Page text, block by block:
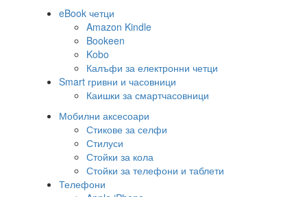
eBook четци
Amazon Kindle
Bookeen
Kobo
Калъфи за електронни четци
Smart гривни и часовници
Каишки за смартчасовници
Мобилни аксесоари
Стикове за селфи
Стилуси
Стойки за кола
Стойки за телефони и таблети
Телефони